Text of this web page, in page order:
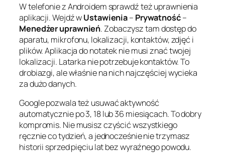
W telefonie z Androidem sprawdź też uprawnienia
aplikacji. Wejdź wUstawienia– Prywatność–
Menedżer uprawnień. Zobaczysz tam dostęp do
aparatu, mikrofonu, lokalizacji, kontaktów, zdjęć i
plików. Aplikacja do notatek nie musi znać twojej
lokalizacji. Latarka nie potrzebuje kontaktów. To
drobiazgi, ale właśnie na nich najczęściej wycieka
za dużo danych.
Google pozwala też usuwać aktywność
automatycznie po 3, 18 lub 36 miesiącach. To dobry
kompromis. Nie musisz czyścić wszystkiego
ręcznie co tydzień, a jednocześnie nie trzymasz
historii sprzed pięciu lat bez wyraźnego powodu.